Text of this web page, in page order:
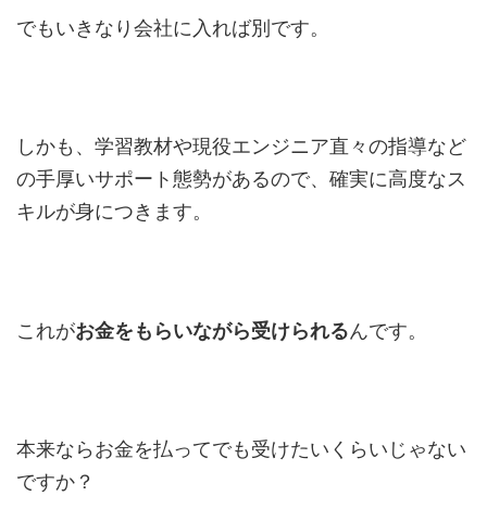
でもいきなり会社に入れば別です。
しかも、学習教材や現役エンジニア直々の指導など
の手厚いサポート態勢があるので、確実に高度なス
キルが身につきます。
これがお金をもらいながら受けられるんです。
本来ならお金を払ってでも受けたいくらいじゃない
ですか？